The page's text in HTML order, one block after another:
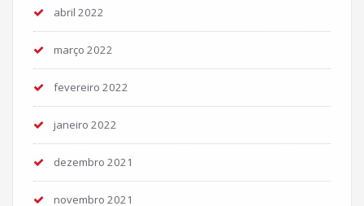
abril 2022
março 2022
fevereiro 2022
janeiro 2022
dezembro 2021
novembro 2021